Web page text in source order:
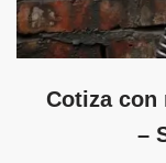
Cotiza con
–